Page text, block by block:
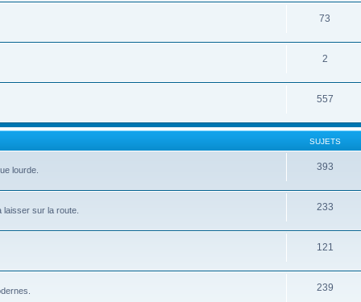
73
2
557
SUJETS
lourde. 393
sur la route. 233
121
239